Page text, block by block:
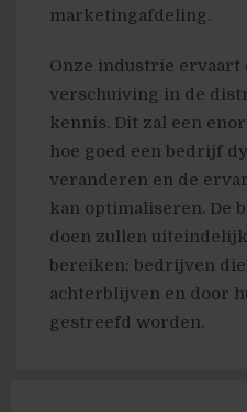
marketingafdeling.
Onze industrie ervaart
verschuiving in de
kennis. Dit zal een
hoe goed een bedrijf
veranderen en de
kan optimaliseren. De
doen zullen
bereiken; bedrijven
achterblijven en door
gestreefd worden.